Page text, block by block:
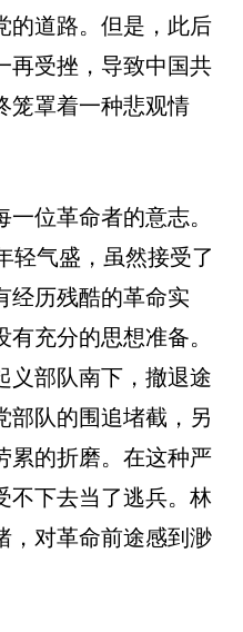
的道路。但是，此后
再受挫，导致中国共
笼罩着一种悲观情
位革命者的意志。
轻气盛，虽然接受了
经历残酷的革命实
充分的思想准备。
义部队南下，撤退途
部队的围追堵截，另
累的折磨。在这种严
不下去当了逃兵。林
，对革命前途感到渺